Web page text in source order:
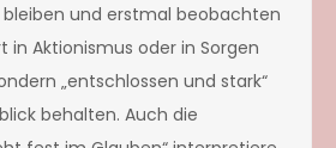
bleiben und erstmal beobachten
in Aktionismus oder in Sorgen
„entschlossen und stark“
behalten. Auch die